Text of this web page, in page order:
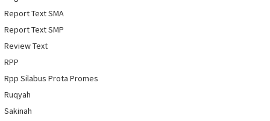
Report Text SMA
Report Text SMP
Review Text
RPP
Rpp Silabus Prota Promes
Ruqyah
Sakinah